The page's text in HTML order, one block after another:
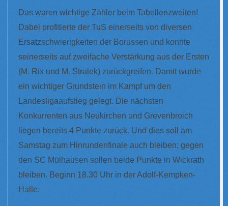
Das waren wichtige Zähler beim Tabellenzweiten!
Dabei profitierte der TuS einerseits von diversen
Ersatzschwierigkeiten der Borussen und konnte
seinerseits auf zweifache Verstärkung aus der Ersten
(M. Rix und M. Stralek) zurückgreifen. Damit wurde
ein wichtiger Grundstein im Kampf um den
Landesligaaufstieg gelegt. Die nächsten
Konkurrenten aus Neukirchen und Grevenbroich
liegen bereits 4 Punkte zurück. Und dies soll am
Samstag zum Hinrundenfinale auch bleiben; gegen
den SC Mülhausen sollen beide Punkte in Wickrath
bleiben. Beginn 18.30 Uhr in der Adolf-Kempken-
Halle.